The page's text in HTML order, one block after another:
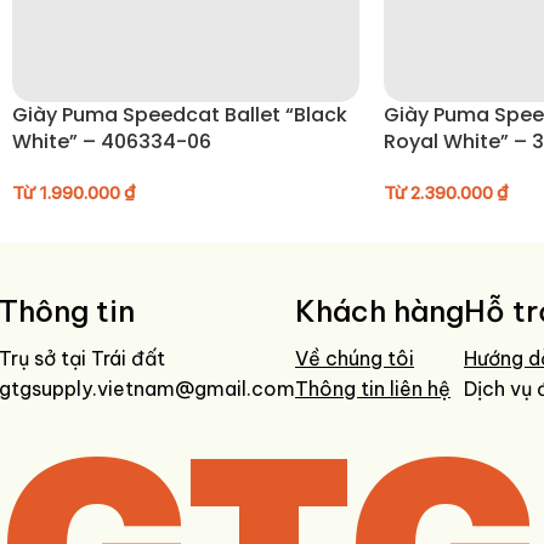
• Lau sạch bằng khăn mềm sau khi sử dụng
• Không giặt máy để giữ form giày và chất liệu
• Sử dụng bàn chải mềm để vệ sinh phần upper và đế ngoài
• Bảo quản nơi khô ráo, thoáng khí khi không sử dụng
Giày Puma Speedcat Ballet “Black
White” – 406334-06
Từ1.990.000₫
Giày Puma
Royal White” –
Từ2.390.000₫
Thông tin
Trụ sở tại Trái đất
gtgsupply.vietnam@gmail.com
Khách hàng
Về chúng tôi
Thông tin liên hệ
Hỗ
Hướng
Dịch vụ